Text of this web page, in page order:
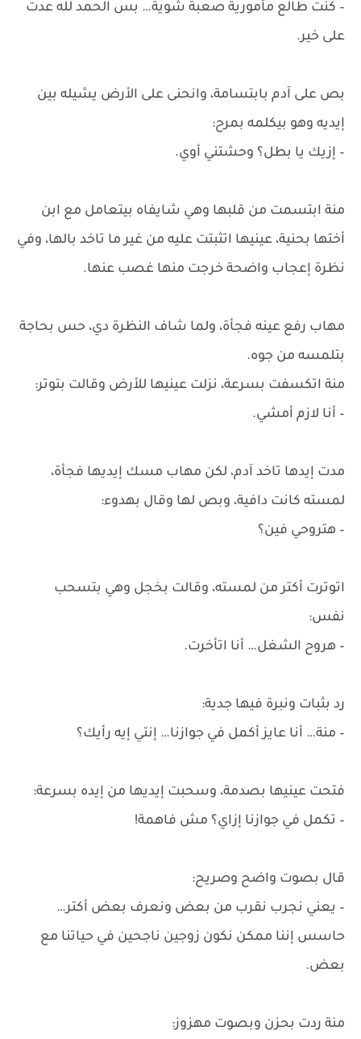
– كنت طالع مأمورية صعبة شوية… بس الحمد لله عدت
على خير.
بص على آدم بابتسامة، وانحنى على الأرض يشيله بين
إيديه وهو بيكلمه بمرح:
– إزيك يا بطل؟ وحشتني أوي.
منة ابتسمت من قلبها وهي شايفاه بيتعامل مع ابن
أختها بحنية، عينيها اتثبتت عليه من غير ما تاخد بالها، وفي
نظرة إعجاب واضحة خرجت منها غصب عنها.
مهاب رفع عينه فجأة، ولما شاف النظرة دي، حس بحاجة
بتلمسه من جوه.
منة اتكسفت بسرعة، نزلت عينيها للأرض وقالت بتوتر:
– أنا لازم أمشي.
مدت إيدها تاخد آدم، لكن مهاب مسك إيديها فجأة،
لمسته كانت دافية، وبص لها وقال بهدوء:
– هتروحي فين؟
اتوترت أكتر من لمسته، وقالت بخجل وهي بتسحب
نفس:
– هروح الشغل… أنا اتأخرت.
رد بثبات ونبرة فيها جدية:
– منة… أنا عايز أكمل في جوازنا… إنتي إيه رأيك؟
فتحت عينيها بصدمة، وسحبت إيديها من إيده بسرعة:
– تكمل في جوازنا إزاي؟ مش فاهمة!
قال بصوت واضح وصريح:
– يعني نجرب نقرب من بعض ونعرف بعض أكتر…
حاسس إننا ممكن نكون زوجين ناجحين في حياتنا مع
بعض.
منة ردت بحزن وبصوت مهزوز: